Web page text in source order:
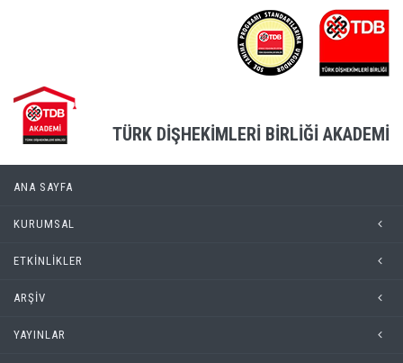
TÜRK DİŞHEKİMLERİ BİRLİĞİ AKADEMİ
ANA SAYFA
KURUMSAL
ETKİNLİKLER
ARŞİV
YAYINLAR